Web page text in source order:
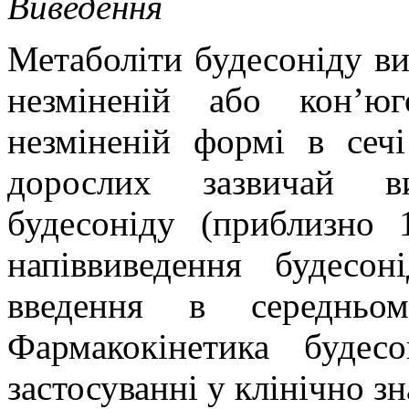
Метаболіти будесоніду
незміненій або
незміненій формі в
дорослих зазвичай
будесоніду
напіввиведення
введення в
Фармакокінетика
застосуванні у клінічно